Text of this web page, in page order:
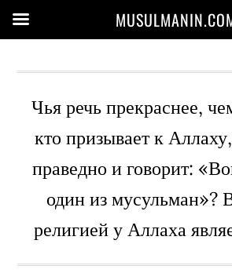
Чья речь прекраснее,
кто призывает к
праведно и говорит:
один из мусульман»?
религией у Аллаха